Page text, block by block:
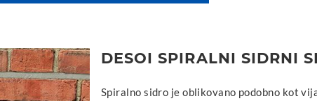
DESOI SPIRALNI SIDRNI
Spiralno sidro je oblikovano podobno kot